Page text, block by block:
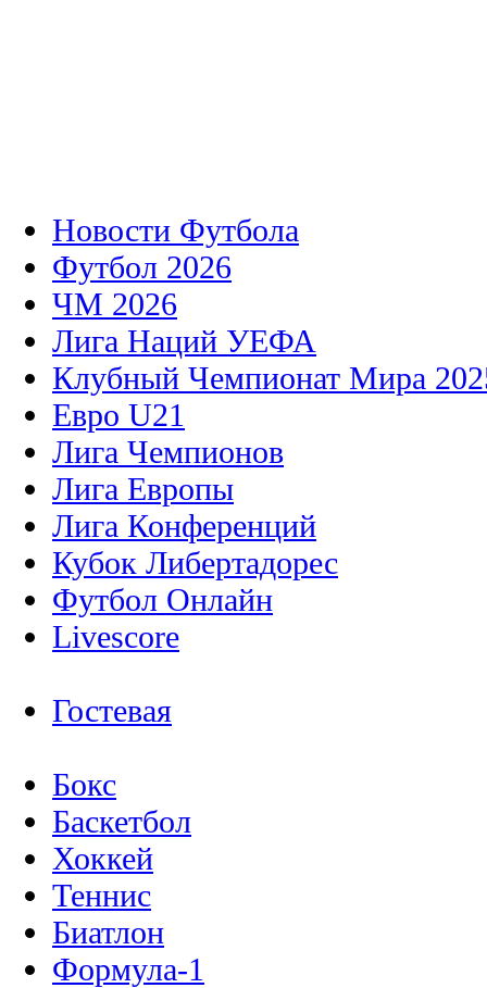
Новости Футбола
Футбол 2026
ЧМ 2026
Лига Наций УЕФА
Клубный Чемпионат Мира
Евро U21
Лига Чемпионов
Лига Европы
Лига Конференций
Кубок Либертадорес
Футбол Онлайн
Livescore
Гостевая
Бокс
Баскетбол
Хоккей
Теннис
Биатлон
Формула-1